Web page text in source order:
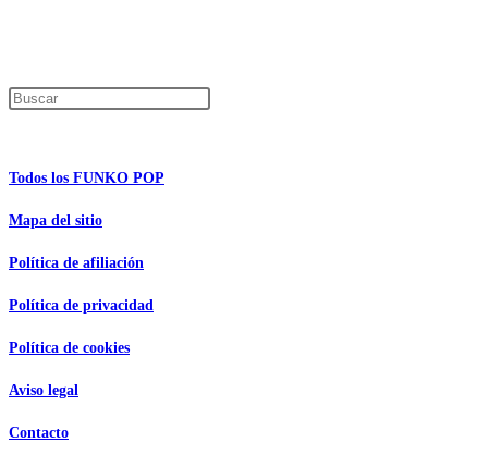
Todos los FUNKO POP
Mapa del sitio
Política de afiliación
Política de privacidad
Política de cookies
Aviso legal
Contacto